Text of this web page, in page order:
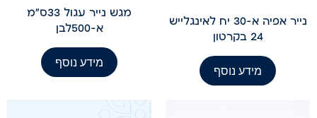
נייר אפיה א-30 יח לאינגלייש
24 בקרטון
מידע נוסף
מגש נייר עגול 33ס"מ
א-500לבן
מידע נוסף